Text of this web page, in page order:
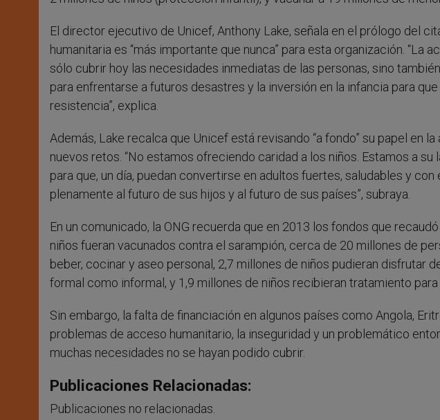
El director ejecutivo de Unicef, Anthony Lake, señala en el prólogo del
humanitaria es “más importante que nunca” para esta organización. “La
sólo cubrir hoy las necesidades inmediatas de las personas, sino
para enfrentarse a futuros desastres y la inversión en la infancia para
resistencia”, explica.
Además, Lake recalca que Unicef está revisando “a fondo” su papel en
nuevos retos. “No estamos ofreciendo caridad a los niños. Estamos a
para que, un día, puedan convertirse en adultos fuertes, saludables y
plenamente al futuro de sus hijos y al futuro de sus países”, subraya.
En un comunicado, la ONG recuerda que en 2013 los fondos que
niños fueran vacunados contra el sarampión, cerca de 20 millones de
beber, cocinar y aseo personal, 2,7 millones de niños pudieran disfrutar
formal como informal, y 1,9 millones de niños recibieran tratamiento
Sin embargo, la falta de financiación en algunos países como Angola,
problemas de acceso humanitario, la inseguridad y un problemático
muchas necesidades no se hayan podido cubrir.
Publicaciones Relacionadas:
Publicaciones no relacionadas.